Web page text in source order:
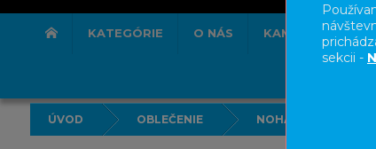
KATEGÓRIE O NÁS KAMENNÁ
ÚVOD OBLEČENIE NOHAVICE/KRAŤASY
sekcii -